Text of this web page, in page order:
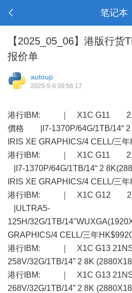
笔记本
【2025_05_06】港版行货
报价单
autoup
2025-5-6 09:56:17
港行IBM: ｜ X1C G11
價格 |I7-1370P/64G/1TB/14“ 2
IRIS XE GRAPHICS/4 CELL/三
港行IBM: ｜ X1C G11
|I7-1370P/64G/1TB/14“ 2
IRIS XE GRAPHICS/4 CELL/三
港行IBM: ｜ X1C G12
|ULTRA5-
125H/32G/1TB/
GRAPHICS/4 CELL/三年
港行IBM: ｜ X1C G13
258V/32G/1TB/14” 2 8K
港行IBM: ｜ X1C G13
268V/32G/1TB/14” 2 8K